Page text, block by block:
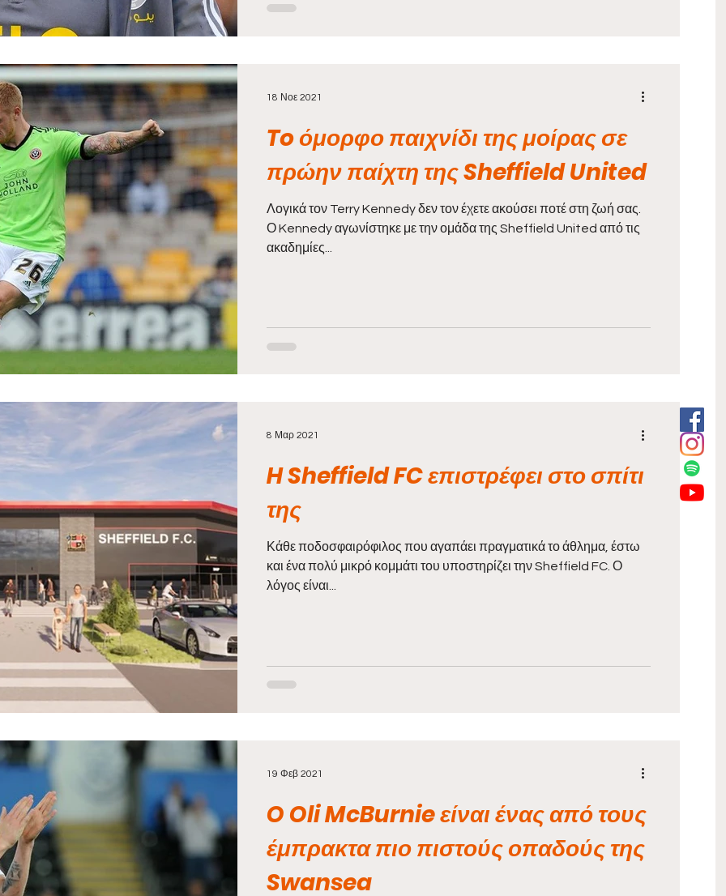
To όμορφο παιχνίδι της μοίρας σε
πρώην παίχτη της Sheffield United
Λογικά τον Terry Kennedy δεν τον έχετε ακούσει ποτέ στη ζωή σας.
Ο Kennedy αγωνίστηκε με την ομάδα της Sheffield United από τις
ακαδημίες...
18 Νοε 2021
H Sheffield FC επιστρέφει στο σπίτι
της
Κάθε ποδοσφαιρόφιλος που αγαπάει πραγματικά το άθλημα, έστω
και ένα πολύ μικρό κομμάτι του υποστηρίζει την Sheffield FC. Ο
λόγος είναι...
8 Μαρ 2021
O Oli McBurnie είναι ένας από τους
έμπρακτα πιο πιστούς οπαδούς της
Swansea
19 Φεβ 2021